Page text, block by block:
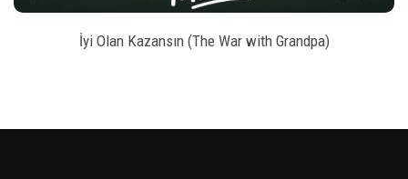
İyi Olan Kazansın (The War with Grandpa)